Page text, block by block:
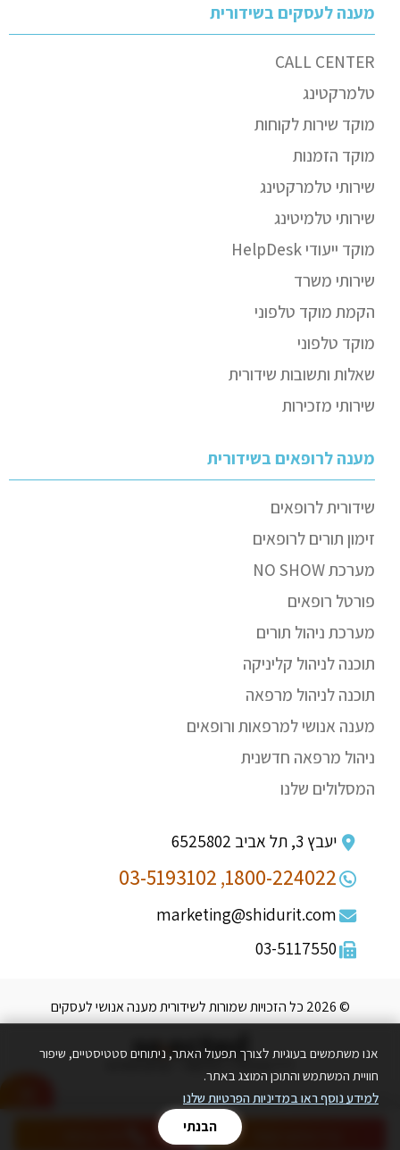
מענה לעסקים בשידורית
CALL CENTER
טלמרקטינג
מוקד שירות לקוחות
מוקד הזמנות
שירותי טלמרקטינג
שירותי טלמיטינג
מוקד ייעודי HelpDesk
שירותי משרד
הקמת מוקד טלפוני
מוקד טלפוני
שאלות ותשובות שידורית
שירותי מזכירות
מענה לרופאים בשידורית
שידורית לרופאים
זימון תורים לרופאים
מערכת NO SHOW
פורטל רופאים
מערכת ניהול תורים
תוכנה לניהול קליניקה
תוכנה לניהול מרפאה
מענה אנושי למרפאות ורופאים
ניהול מרפאה חדשנית
המסלולים שלנו
יעבץ 3, תל אביב 6525802
1800-224022,
03-5193102
marketing@shidurit.com
03-5117550
© 2026 כל הזכויות שמורות לשידורית מענה אנושי לעסקים
ד"ר ערן חדד | סלקטד - קידום אתרים
אנו משתמשים בעוגיות לצורך תפעול האתר, ניתוחים סטטיסטיים, שיפור
חוויית המשתמש והתוכן המוצג באתר.
למידע נוסף ראו במדיניות הפרטיות שלנו
הבנתי